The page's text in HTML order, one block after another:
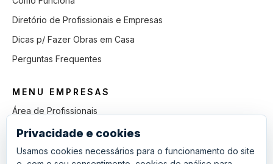
Diretório de Profissionais e Empresas
Dicas p/ Fazer Obras em Casa
Perguntas Frequentes
MENU EMPRESAS
Área de Profissionais
Como Funciona
Lista de Pedidos em Aberto
Privacidade e cookies
Usamos cookies necessários para o funcionamento do site